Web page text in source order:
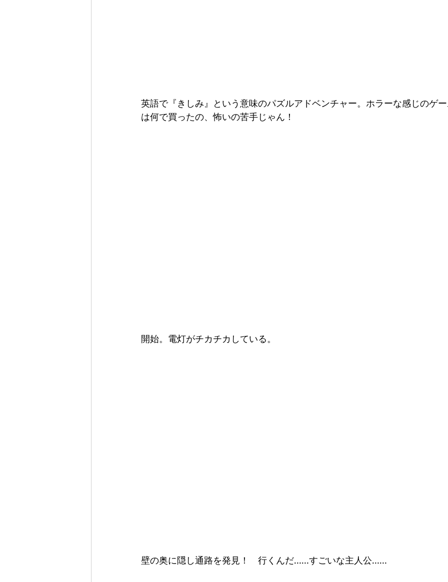
英語で『きしみ』という意味のパズルアドベンチャー。ホラーな感じのゲ
は何で買ったの、怖いの苦手じゃん！
開始。電灯がチカチカしている。
壁の奥に隠し通路を発見！　行くんだ……すごいな主人公……